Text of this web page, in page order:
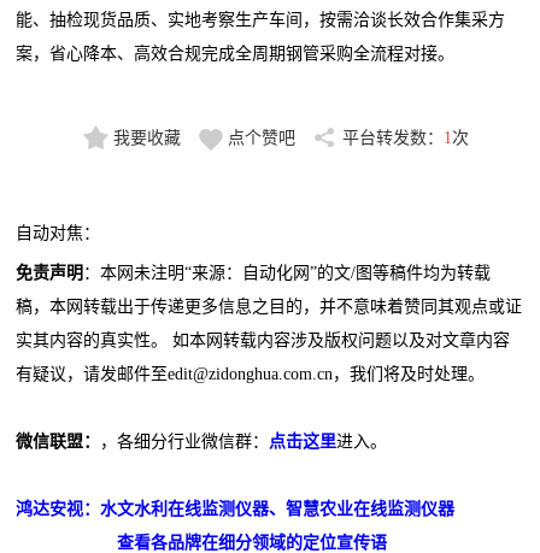
能、抽检现货品质、实地考察生产车间，按需洽谈长效合作集采方
案，省心降本、高效合规完成全周期钢管采购全流程对接。
我要收藏 点个赞吧 平台转发数： 1 次
自动对焦：
免责声明 ：本网未注明“来源：自动化网”的文/图等稿件均为转载
稿，本网转载出于传递更多信息之目的，并不意味着赞同其观点或证
实其内容的真实性。 如本网转载内容涉及版权问题以及对文章内容
有疑议，请发邮件至edit@zidonghua.com.cn，我们将及时处理。
微信联盟： ，各细分行业微信群： 点击这里进入。
鸿达安视：水文水利在线监测仪器、智慧农业在线监测仪器
查看各品牌在细分领域的定位宣传语